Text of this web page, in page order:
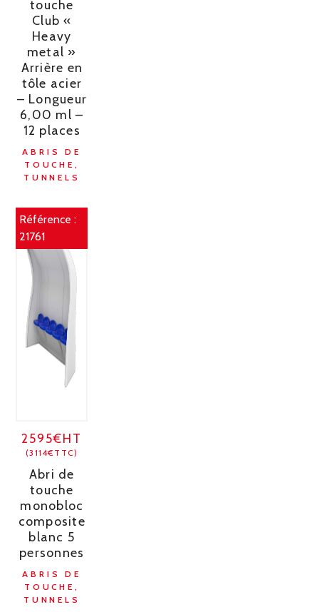
touche
Club «
Heavy
metal »
Arrière en
tôle acier
– Longueur
6,00 ml –
12 places
ABRIS DE
TOUCHE,
TUNNELS
Référence :
21761
2595€HT
(3114€TTC)
Abri de
touche
monobloc
composite
blanc 5
personnes
ABRIS DE
TOUCHE,
TUNNELS